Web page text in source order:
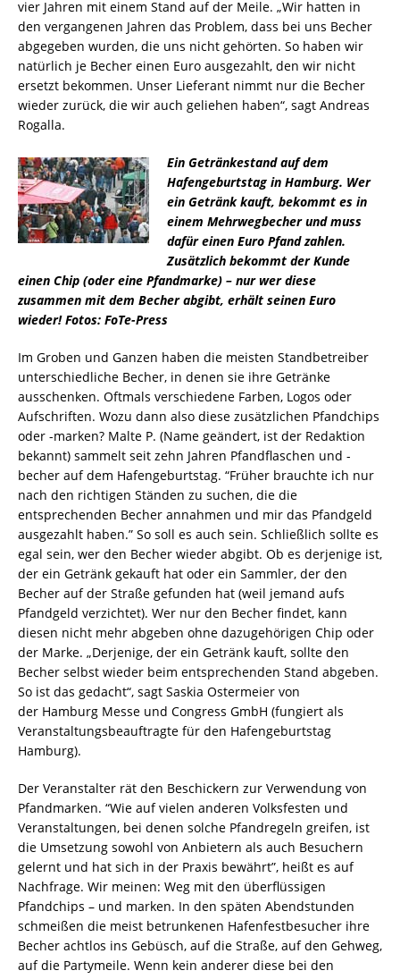
vier Jahren mit einem Stand auf der Meile. „Wir hatten in
den vergangenen Jahren das Problem, dass bei uns Becher
abgegeben wurden, die uns nicht gehörten. So haben wir
natürlich je Becher einen Euro ausgezahlt, den wir nicht
ersetzt bekommen. Unser Lieferant nimmt nur die Becher
wieder zurück, die wir auch geliehen haben“, sagt Andreas
Rogalla.
Ein Getränkestand auf dem
Hafengeburtstag in Hamburg. Wer
ein Getränk kauft, bekommt es in
einem Mehrwegbecher und muss
dafür einen Euro Pfand zahlen.
Zusätzlich bekommt der Kunde
einen Chip (oder eine Pfandmarke) – nur wer diese
zusammen mit dem Becher abgibt, erhält seinen Euro
wieder! Fotos: FoTe-Press
Im Groben und Ganzen haben die meisten Standbetreiber
unterschiedliche Becher, in denen sie ihre Getränke
ausschenken. Oftmals verschiedene Farben, Logos oder
Aufschriften. Wozu dann also diese zusätzlichen Pfandchips
oder -marken? Malte P. (Name geändert, ist der Redaktion
bekannt) sammelt seit zehn Jahren Pfandflaschen und -
becher auf dem Hafengeburtstag. “Früher brauchte ich nur
nach den richtigen Ständen zu suchen, die die
entsprechenden Becher annahmen und mir das Pfandgeld
ausgezahlt haben.” So soll es auch sein. Schließlich sollte es
egal sein, wer den Becher wieder abgibt. Ob es derjenige ist,
der ein Getränk gekauft hat oder ein Sammler, der den
Becher auf der Straße gefunden hat (weil jemand aufs
Pfandgeld verzichtet). Wer nur den Becher findet, kann
diesen nicht mehr abgeben ohne dazugehörigen Chip oder
der Marke. „Derjenige, der ein Getränk kauft, sollte den
Becher selbst wieder beim entsprechenden Stand abgeben.
So ist das gedacht“, sagt Saskia Ostermeier von
der Hamburg Messe und Congress GmbH (fungiert als
Veranstaltungsbeauftragte für den Hafengeburtstag
Hamburg).
Der Veranstalter rät den Beschickern zur Verwendung von
Pfandmarken. “Wie auf vielen anderen Volksfesten und
Veranstaltungen, bei denen solche Pfandregeln greifen, ist
die Umsetzung sowohl von Anbietern als auch Besuchern
gelernt und hat sich in der Praxis bewährt”, heißt es auf
Nachfrage. Wir meinen: Weg mit den überflüssigen
Pfandchips – und marken. In den späten Abendstunden
schmeißen die meist betrunkenen Hafenfestbesucher ihre
Becher achtlos ins Gebüsch, auf die Straße, auf den Gehweg,
auf die Partymeile. Wenn kein anderer diese bei den